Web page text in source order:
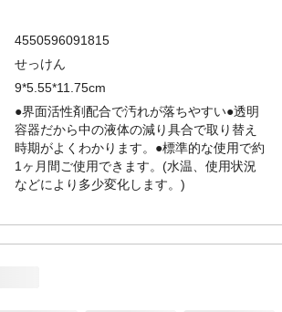
4550596091815
せっけん
9*5.55*11.75cm
●界面活性剤配合で汚れが落ちやすい●透明
容器だから中の液体の減り具合で取り替え
時期がよくわかります。●標準的な使用で約
1ヶ月間ご使用できます。(水温、使用状況
などにより多少変化します。)